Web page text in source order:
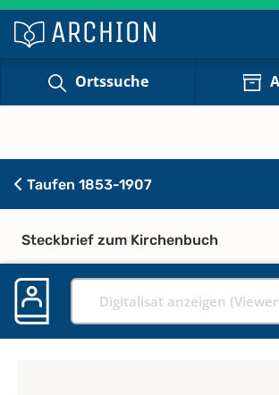
Ortssuche
Taufen 1853-1907
Steckbrief zum Kirchenbuch
Digitalisat anzeigen